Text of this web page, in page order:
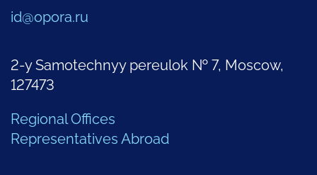
id@opora.ru
2-y Samotechnyy pereulok № 7, Moscow,
127473
Regional Offices
Representatives Abroad